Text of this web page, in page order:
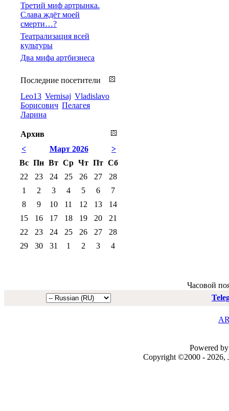
Третий миф артрынка.
Слава ждёт моей
смерти…?
Театрализация всей
культуры
Два мифа артбизнеса
Последние посетители
Leo13 Vernisaj Vladislavo
Борисович Пелагея
Ларина
Архив
<
>
Март 2026
Вс Пн Вт Ср Чт Пт Сб
22
23 24 25 26 27
28
1
2 3 4 5 6
7
8
9 10 11 12 13
14
15
16 17 18 19 20
21
22
23 24 25 26 27
28
29
30 31 1 2 3 4
Часовой
Powered
Copyright ©2000 - 2026,